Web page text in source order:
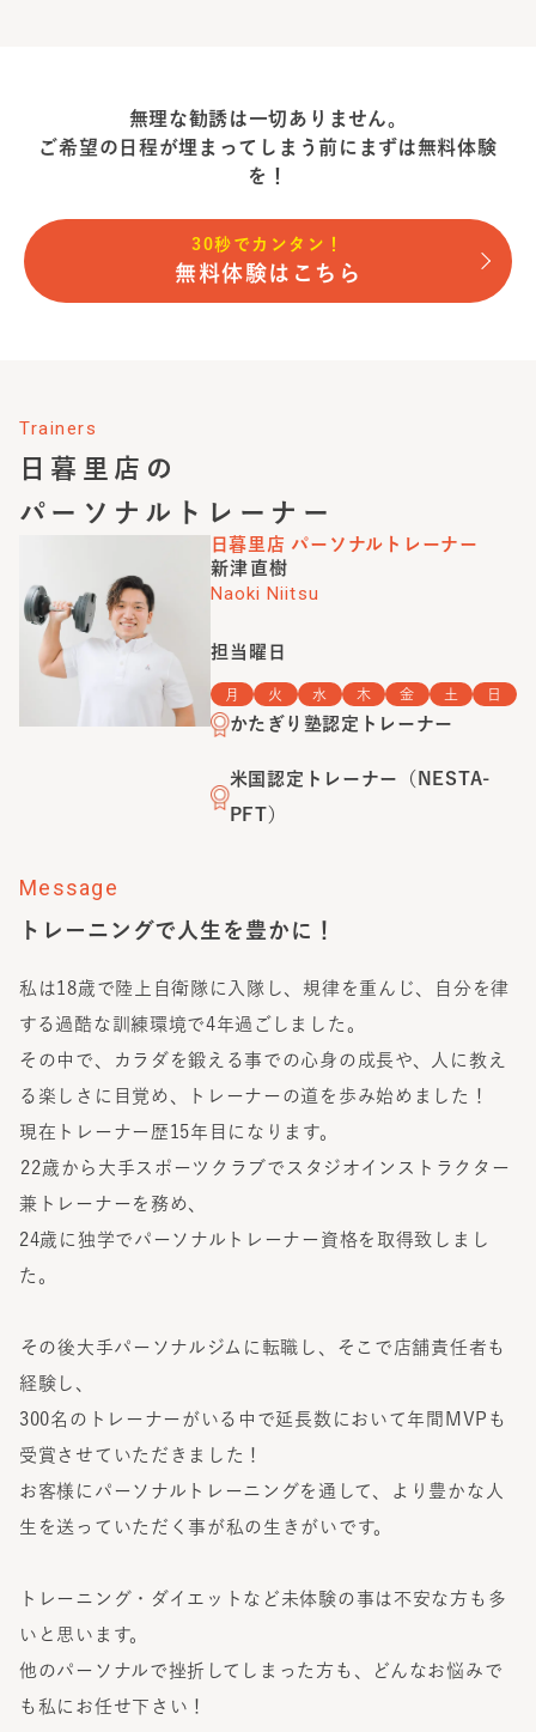
無理な勧誘は一切ありません。
ご希望の日程が埋まってしまう前に まずは無料体験
を！
30秒でカンタン！
無料体験はこちら
日暮里店 の
パーソナルトレーナー
Trainers
日暮里店 パーソナルトレーナー
新津直樹
Naoki Niitsu
担当曜日
月 火 水 木 金 土 日
かたぎり塾認定トレーナー
米国認定トレーナー（NESTA-
PFT）
トレーニングで人生を豊かに！
Message
私は18歳で陸上自衛隊に入隊し、規律を重んじ、自分を律
する過酷な訓練環境で4年過ごしました。
その中で、カラダを鍛える事での心身の成長や、人に教え
る楽しさに目覚め、トレーナーの道を歩み始めました！
現在トレーナー歴15年目になります。
⁡⁡22歳から大手スポーツクラブでスタジオインストラクター
兼トレーナーを務め、
24歳に独学でパーソナルトレーナー資格を取得致しまし
た。
⁡その後大手パーソナルジムに転職し、そこで店舗責任者も
経験し、
300名のトレーナーがいる中で延長数において年間MVPも
受賞させていただきました！
お客様にパーソナルトレーニングを通して、より豊かな人
生を送っていただく事が私の生きがいです。
トレーニング・ダイエットなど未体験の事は不安な方も多
いと思います。
他のパーソナルで挫折してしまった方も、どんなお悩みで
も私にお任せ下さい！